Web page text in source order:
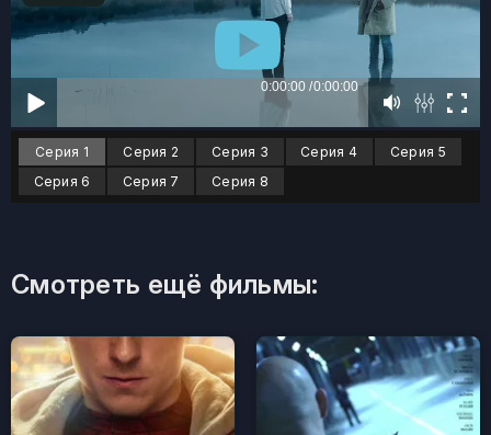
Серия 1 Серия 2 Серия 3 Серия 4
Серия 5
Серия 6
Серия 7 Серия 8
Смотреть ещё фильмы: